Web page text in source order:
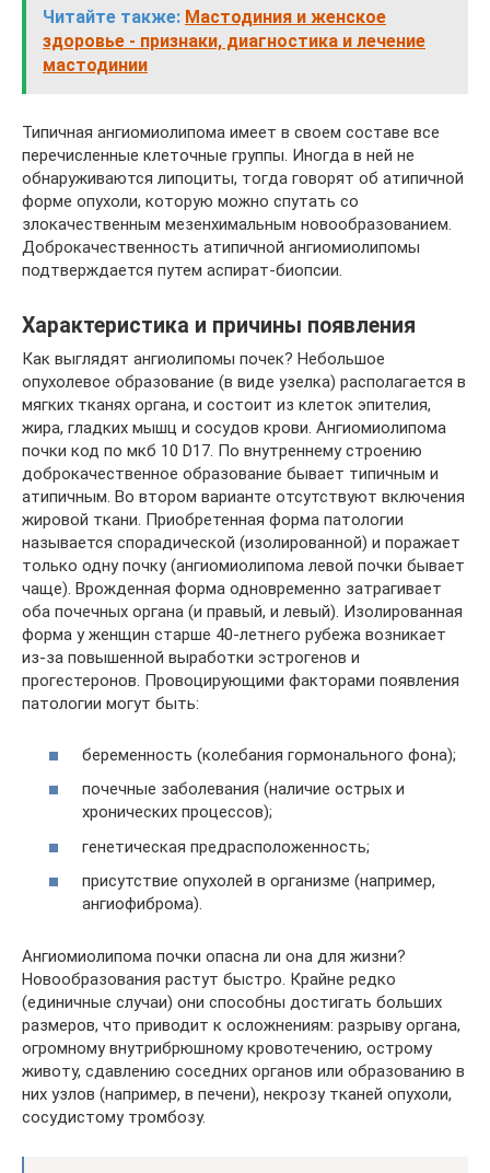
Читайте также: Мастодиния и женское
здоровье - признаки, диагностика и лечение
мастодинии
Типичная ангиомиолипома имеет в своем составе все
перечисленные клеточные группы. Иногда в ней не
обнаруживаются липоциты, тогда говорят об атипичной
форме опухоли, которую можно спутать со
злокачественным мезенхимальным новообразованием.
Доброкачественность атипичной ангиомиолипомы
подтверждается путем аспират-биопсии.
Характеристика и причины появления
Как выглядят ангиолипомы почек? Небольшое
опухолевое образование (в виде узелка) располагается в
мягких тканях органа, и состоит из клеток эпителия,
жира, гладких мышц и сосудов крови. Ангиомиолипома
почки код по мкб 10 D17. По внутреннему строению
доброкачественное образование бывает типичным и
атипичным. Во втором варианте отсутствуют включения
жировой ткани. Приобретенная форма патологии
называется спорадической (изолированной) и поражает
только одну почку (ангиомиолипома левой почки бывает
чаще). Врожденная форма одновременно затрагивает
оба почечных органа (и правый, и левый). Изолированная
форма у женщин старше 40-летнего рубежа возникает
из-за повышенной выработки эстрогенов и
прогестеронов. Провоцирующими факторами появления
патологии могут быть:
беременность (колебания гормонального фона);
почечные заболевания (наличие острых и
хронических процессов);
генетическая предрасположенность;
присутствие опухолей в организме (например,
ангиофиброма).
Ангиомиолипома почки опасна ли она для жизни?
Новообразования растут быстро. Крайне редко
(единичные случаи) они способны достигать больших
размеров, что приводит к осложнениям: разрыву органа,
огромному внутрибрюшному кровотечению, острому
животу, сдавлению соседних органов или образованию в
них узлов (например, в печени), некрозу тканей опухоли,
сосудистому тромбозу.